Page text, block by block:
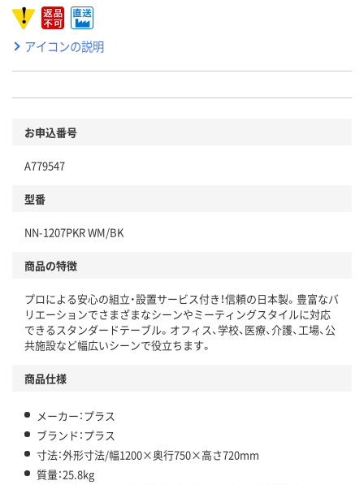
アイコンの説明
お申込番号
A779547
型番
NN-1207PKR WM/BK
商品の特徴
プロによる安心の組立・設置サービス付き！信頼の日本製。豊富なバ
リエーションでさまざまなシーンやミーティングスタイルに対応
できるスタンダードテーブル。オフィス、学校、医療、介護、工場、公
共施設など幅広いシーンで役立ちます。
商品仕様
メーカー：プラス
ブランド：プラス
寸法：外形寸法/幅1200×奥行750×高さ720mm
質量：25.8kg